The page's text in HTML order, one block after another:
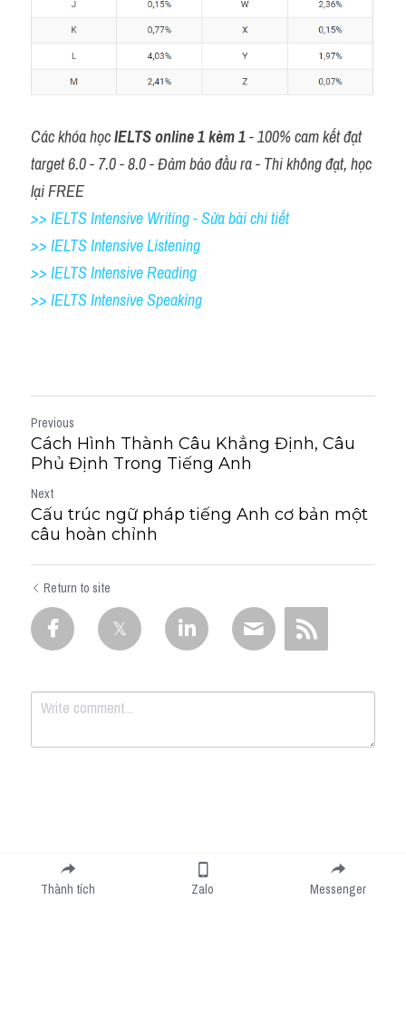
Các khóa họcIELTS online 1 kèm 1- 100% cam kết đạt
target 6.0 - 7.0 - 8.0 - Đảm bảo đầu ra - Thi không đạt, học
lại FREE
>> IELTS Intensive Writing - Sửa bài chi tiết
>> IELTS Intensive Listening
>> IELTS Intensive Reading
>> IELTSIntensive Speaking
Previous
Cách Hình Thành Câu Khẳng Định, Câu
Phủ Định Trong Tiếng Anh
Next
Cấu trúc ngữ pháp tiếng Anh cơ bản một
câu hoàn chỉnh
Return to site
Submit
Thành tích Zalo Messenger